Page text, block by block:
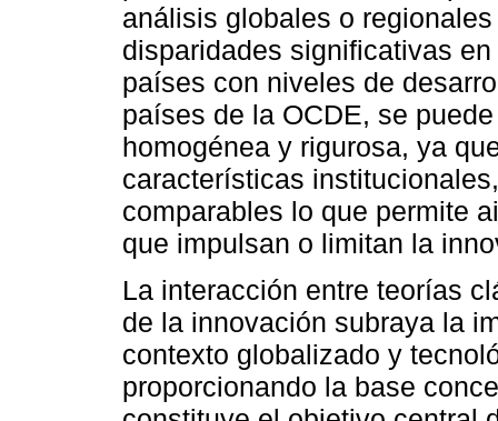
análisis globales o
disparidades significativas
países con niveles de
países de la OCDE, se
homogénea y rigurosa, ya
características
comparables lo que permite
que impulsan o limitan la
La interacción entre teorías
de la innovación subraya la
contexto globalizado y
proporcionando la base